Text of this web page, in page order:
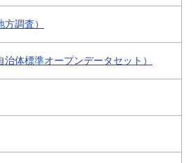
調査）
体標準オープンデータセット）